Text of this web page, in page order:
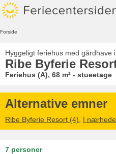
Forside
Hyggeligt feriehus med gårdhave
Ribe Byferie
Feriehus (A), 68 m² - stueetage
Alternative emner
Ribe Byferie Resort (4) I
7 personer